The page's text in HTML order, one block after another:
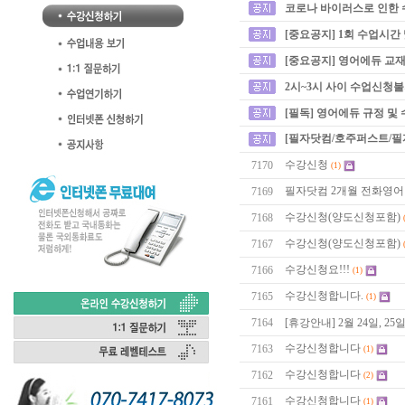
코로나 바이러스로 인한
[중요공지] 1회 수업시
[중요공지] 영어에듀 교
2시~3시 사이 수업신청
[필독] 영어에듀 규정 및
[필자닷컴/호주퍼스트/
7170 수강신청 (1)
7169 필자닷컴 2개월 전화영
7168 수강신청(양도신청포함)
7167 수강신청(양도신청포함)
7166 수강신청요!!! (1)
7165 수강신청합니다. (1)
7164 [휴강안내] 2월 24일, 25
7163 수강신청합니다 (1)
7162 수강신청합니다 (2)
7161 수강신청합니다 (1)